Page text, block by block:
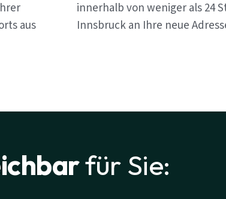
aus
innerhalb von weniger als 24
Innsbruck an Ihre neue
für Sie: